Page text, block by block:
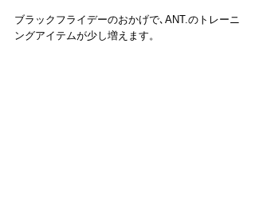
ブラックフライデーのおかげで､ANT.のトレーニ
ングアイテムが少し増えます。